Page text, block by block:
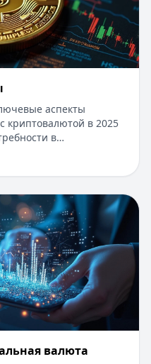
аспекты
криптовалютой в 2025
в
уплаты налогов вы
миллионов рублей
занимает 10
без справок о
по льготной ставке
— виртуальная
валюта